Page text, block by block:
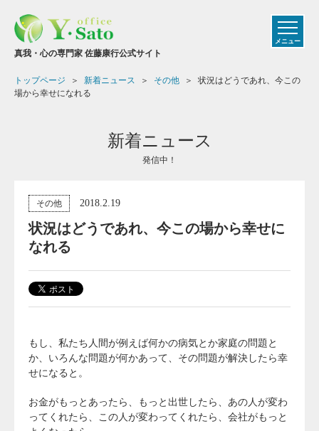
真我・心の専門家 佐藤康行公式サイト
メニュー
トップページ 新着ニュース その他
状況はどうであれ、今この
場から幸せになれる
新着ニュース
発信中！
その他 2018.2.19
状況はどうであれ、今この場から幸せに
なれる
もし、私たち人間が例えば何かの病気とか家庭の問題と
か、いろんな問題が何かあって、その問題が解決したら幸
せになると。
お金がもっとあったら、もっと出世したら、あの人が変わ
ってくれたら、この人が変わってくれたら、会社がもっと